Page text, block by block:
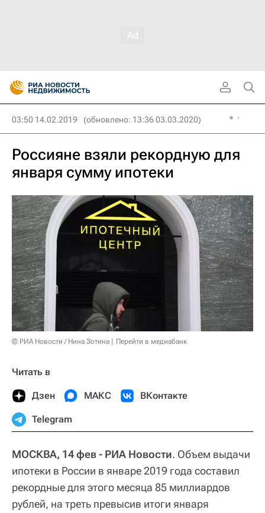
03:50 14.02.2019 (обновлено: 13:36 03.03.2020)
Россияне взяли рекордную для
января сумму ипотеки
© РИА Новости / Нина Зотина Перейти в медиабанк
Читать в
Дзен МАКС ВКонтакте
Telegram
МОСКВА, 14 фев - РИА Новости. Объем выдачи
ипотеки в России в январе 2019 года составил
рекордные для этого месяца 85 миллиардов
рублей, на треть превысив итоги января